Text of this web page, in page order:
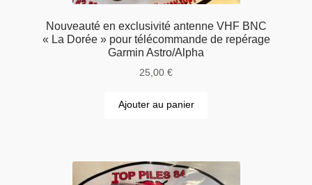
Nouveauté en exclusivité antenne VHF BNC
« La Dorée » pour télécommande de repérage
Garmin Astro/Alpha
25,00 €
Ajouter au panier